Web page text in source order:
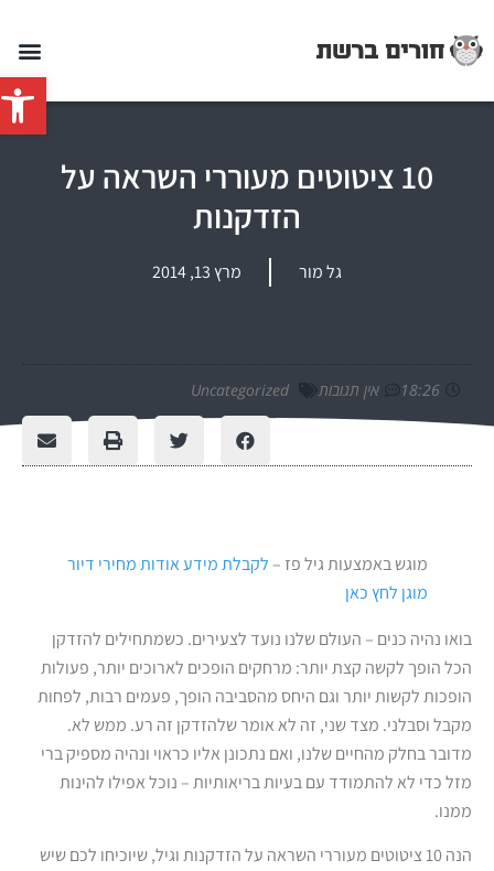
פתח
10 ציטוטים מעוררי השראה על
הזדקנות
גל מור מרץ 13, 2014
18:26 אין תגובות Uncategorized
מוגש באמצעות גיל פז –לקבלת מידע אודות מחירי דיור
מוגן לחץ כאן
בואו נהיה כנים – העולם שלנו נועד לצעירים. כשמתחילים להזדקן
הכל הופך לקשה קצת יותר: מרחקים הופכים לארוכים יותר, פעולות
הופכות לקשות יותר וגם היחס מהסביבה הופך, פעמים רבות, לפחות
מקבל וסבלני. מצד שני, זה לא אומר שלהזדקן זה רע. ממש לא.
מדובר בחלק מהחיים שלנו, ואם נתכונן אליו כראוי ונהיה מספיק ברי
מזל כדי לא להתמודד עם בעיות בריאותיות – נוכל אפילו להינות
ממנו.
הנה 10 ציטוטים מעוררי השראה על הזדקנות וגיל, שיוכיחו לכם שיש